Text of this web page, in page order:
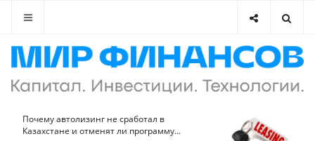
Почему автолизинг не сработал в
Казахстане и отменят ли программу...